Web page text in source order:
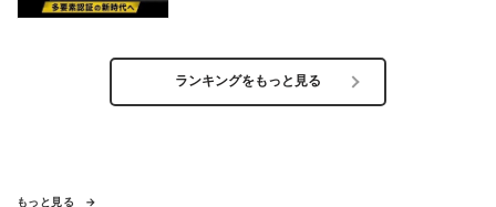
ランキングをもっと見る
もっと見る